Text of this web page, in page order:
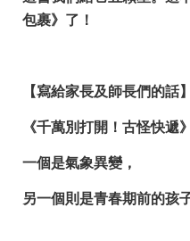
包裹》了！
【寫給家長及師長們的話】
《千萬別打開！古怪快遞
一個是氣象異變，
另一個則是青春期前的孩